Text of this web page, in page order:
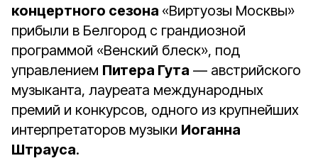
концертного сезона «Виртуозы Москвы»
прибыли в Белгород с грандиозной
программой «Венский блеск», под
управлением Питера Гута — австрийского
музыканта, лауреата международных
премий и конкурсов, одного из крупнейших
интерпретаторов музыки Иоганна
Штрауса.